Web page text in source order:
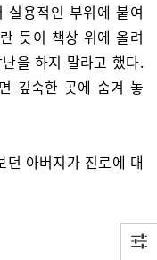
실용적인 부위에 붙여
듯이 책상 위에 올려
을 하지 말라고 했다.
깊숙한 곳에 숨겨 놓
던 아버지가 진로에 대